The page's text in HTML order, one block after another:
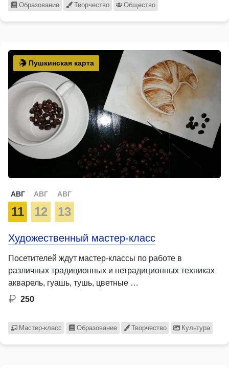
Образование
Творчество Общество
Пушкинская карта
АВГ
11
АВГ
12
АВГ
13
Художественный мастер-класс
Посетителей ждут мастер-классы по работе в
различных традиционных и нетрадиционных техниках
акварель, гуашь, тушь, цветные …
250
Мастер-класс Образование Творчество Культура